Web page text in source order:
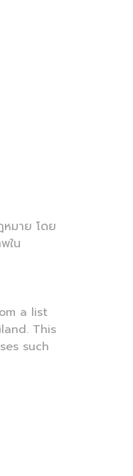
หมาย โดย
ใน
a list
This
such